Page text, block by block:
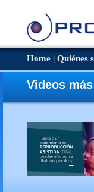
Home | Quiénes
Videos